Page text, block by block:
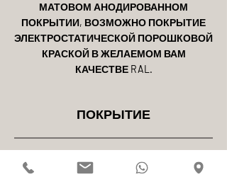
МАТОВОМ АНОДИРОВАННОМ
ПОКРЫТИИ, ВОЗМОЖНО ПОКРЫТИЕ
ЭЛЕКТРОСТАТИЧЕСКОЙ ПОРОШКОВОЙ
КРАСКОЙ В ЖЕЛАЕМОМ ВАМ
КАЧЕСТВЕ RAL.
ПОКРЫТИЕ
МАТОВОМ АНОДИРОВАННОМ